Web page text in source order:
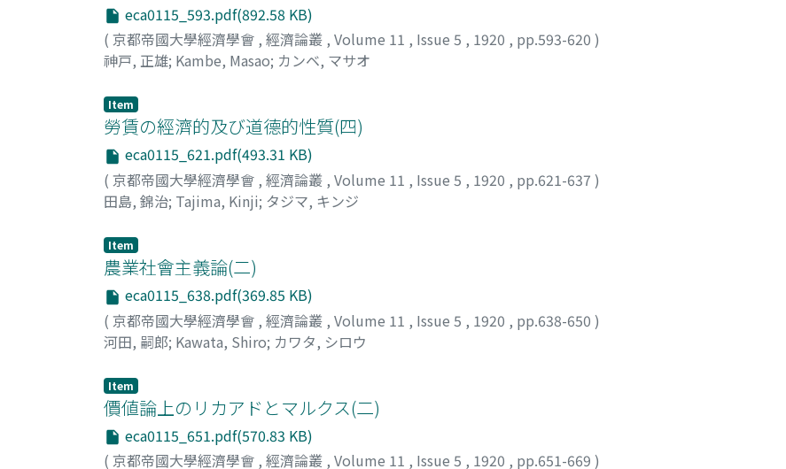
eca0115_593.pdf(892.58 KB)
( 京都帝國大學經濟學會 , 經濟論叢 , Volume 11 , Issue 5 , 1920 , pp.593-620 )
神戸, 正雄; Kambe, Masao; カンベ, マサオ
Item
勞賃の經濟的及び道德的性質(四)
eca0115_621.pdf(493.31 KB)
( 京都帝國大學經濟學會 , 經濟論叢 , Volume 11 , Issue 5 , 1920 , pp.621-637 )
田島, 錦治; Tajima, Kinji; タジマ, キンジ
Item
農業社會主義論(二)
eca0115_638.pdf(369.85 KB)
( 京都帝國大學經濟學會 , 經濟論叢 , Volume 11 , Issue 5 , 1920 , pp.638-650 )
河田, 嗣郎; Kawata, Shiro; カワタ, シロウ
Item
價値論上のリカアドとマルクス(二)
eca0115_651.pdf(570.83 KB)
( 京都帝國大學經濟學會 , 經濟論叢 , Volume 11 , Issue 5 , 1920 , pp.651-669 )